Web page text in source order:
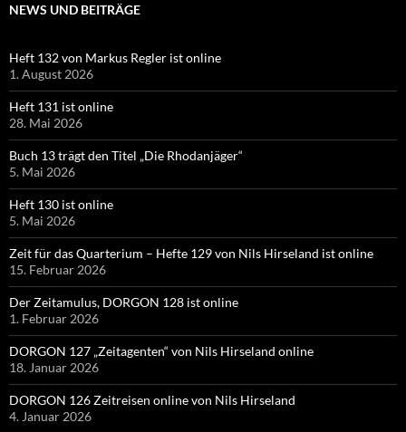
NEWS UND BEITRÄGE
Heft 132 von Markus Regler ist online
1. August 2026
Heft 131 ist online
28. Mai 2026
Buch 13 trägt den Titel „Die Rhodanjäger“
5. Mai 2026
Heft 130 ist online
5. Mai 2026
Zeit für das Quarterium – Hefte 129 von Nils Hirseland ist online
15. Februar 2026
Der Zeitamulus, DORGON 128 ist online
1. Februar 2026
DORGON 127 „Zeitagenten“ von Nils Hirseland online
18. Januar 2026
DORGON 126 Zeitreisen online von Nils Hirseland
4. Januar 2026